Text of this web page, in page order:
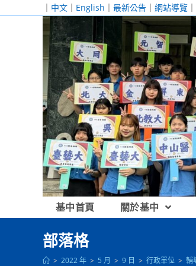
｜ 中文 ｜ English ｜ 最新公告 ｜ 網站導覽 ｜
基中首頁 關於基中
部落格
> 2022 年 > 5 月 > 9 日 > 行政單位 > 輔